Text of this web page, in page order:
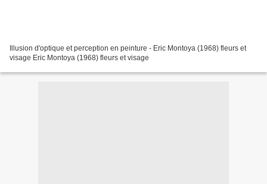
Illusion d'optique et perception en peinture - Eric Montoya (1968) fleurs et
visage Eric Montoya (1968) fleurs et visage